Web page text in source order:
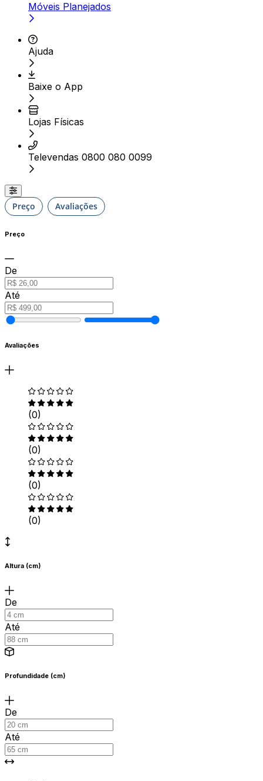
Móveis Planejados
Ajuda
Baixe o App
Lojas Físicas
Televendas 0800 080 0099
Preço Avaliações
Preço
De
Até
Avaliações
(0)
(0)
(0)
(0)
Altura (cm)
De
Até
Profundidade (cm)
De
Até